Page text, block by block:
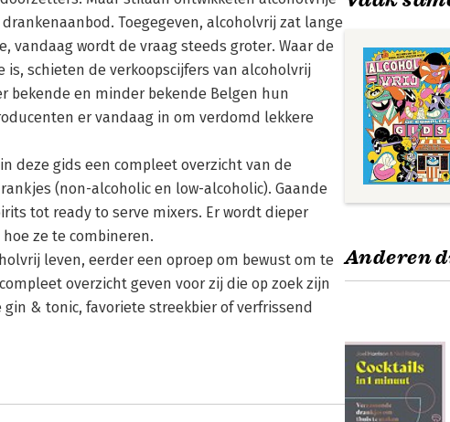
Toegegeven, alcoholvrij zat lange
vandaag wordt de vraag steeds groter. Waar de
schieten de verkoopscijfers van alcoholvrij
bekende en minder bekende Belgen hun
er vandaag in om verdomd lekkere
deze gids een compleet overzicht van de
(non-alcoholic en low-alcoholic). Gaande
tot ready to serve mixers. Er wordt dieper
ze te combineren.
leven, eerder een oproep om bewust om te
overzicht geven voor zij die op zoek zijn
& tonic, favoriete streekbier of verfrissend
Anderen